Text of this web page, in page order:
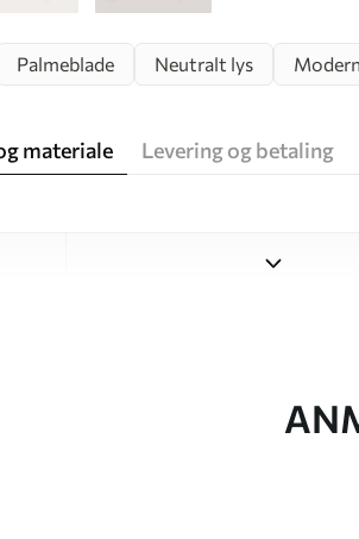
Palmeblade Neutralt lys Modern
materiale Levering og betaling